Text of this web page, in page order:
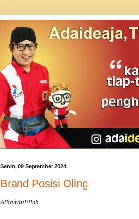
Senin, 09 September 2024
Brand Posisi Oling
Alhamdulillah